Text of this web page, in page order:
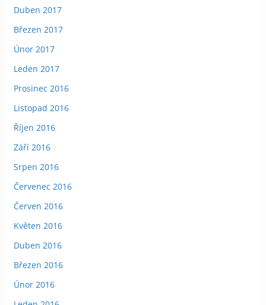
Duben 2017
Březen 2017
Únor 2017
Leden 2017
Prosinec 2016
Listopad 2016
Říjen 2016
Září 2016
Srpen 2016
Červenec 2016
Červen 2016
Květen 2016
Duben 2016
Březen 2016
Únor 2016